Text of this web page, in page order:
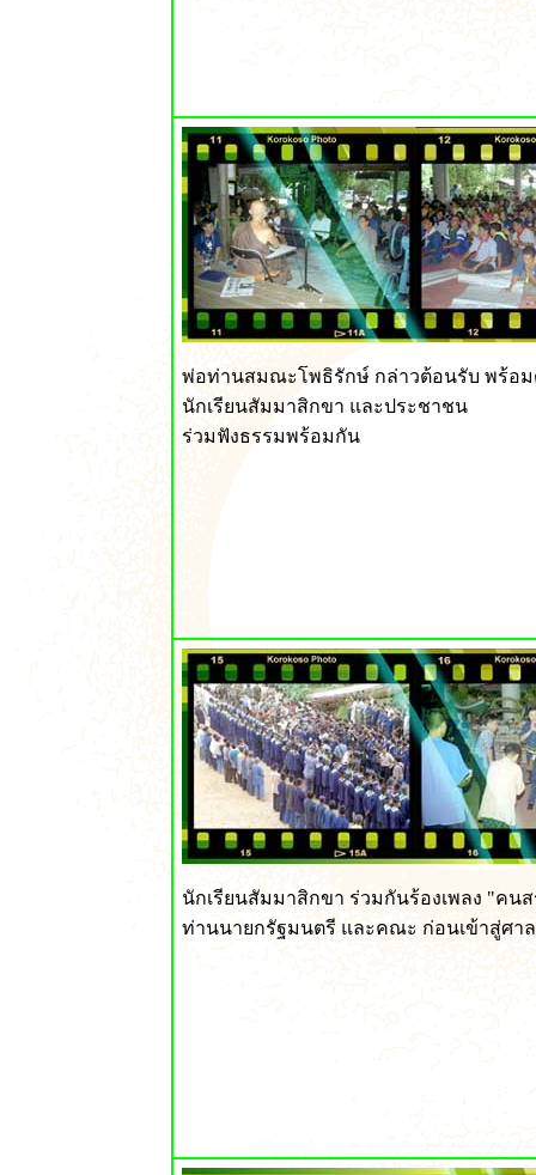
พ่อท่านสมณะโพธิรักษ์ กล่าวต้อนรับ พร้อ
นักเรียนสัมมาสิกขา และประชาชน
ร่วมฟังธรรมพร้อมกัน
นักเรียนสัมมาสิกขา ร่วมกันร้องเพลง "คน
ท่านนายกรัฐมนตรี และคณะ ก่อนเข้าสู่ศา